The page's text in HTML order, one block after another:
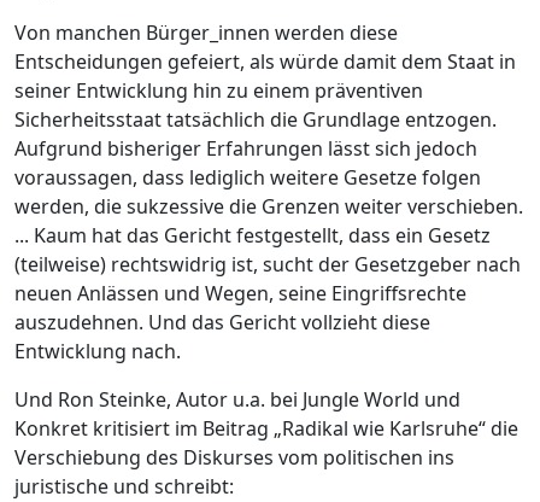
Von manchen Bürger_innen werden diese
Entscheidungen gefeiert, als würde damit dem Staat in
seiner Entwicklung hin zu einem präventiven
Sicherheitsstaat tatsächlich die Grundlage entzogen.
Aufgrund bisheriger Erfahrungen lässt sich jedoch
voraussagen, dass lediglich weitere Gesetze folgen
werden, die sukzessive die Grenzen weiter verschieben.
... Kaum hat das Gericht festgestellt, dass ein Gesetz
(teilweise) rechtswidrig ist, sucht der Gesetzgeber nach
neuen Anlässen und Wegen, seine Eingriffsrechte
auszudehnen. Und das Gericht vollzieht diese
Entwicklung nach.
Und Ron Steinke, Autor u.a. bei Jungle World und
Konkret kritisiert im Beitrag „Radikal wie Karlsruhe“ die
Verschiebung des Diskurses vom politischen ins
juristische und schreibt: